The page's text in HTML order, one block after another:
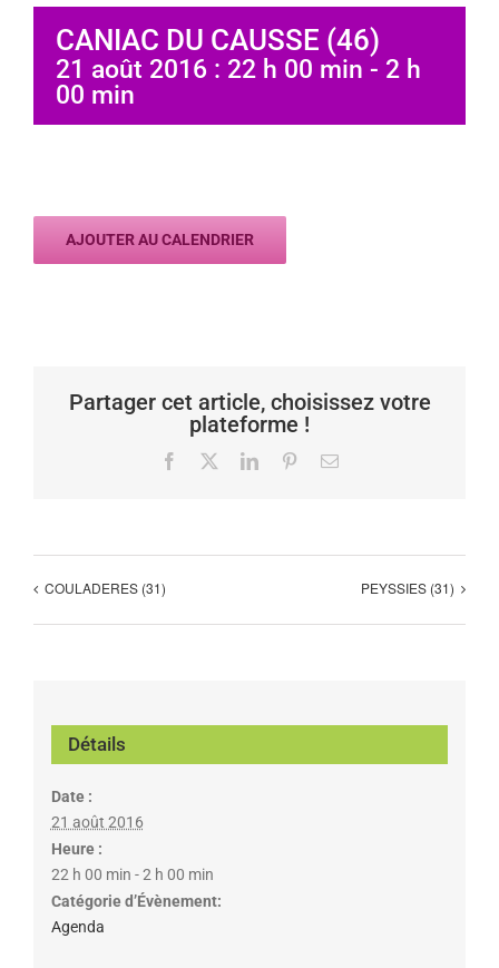
CANIAC DU CAUSSE (46)
21 août 2016 : 22 h 00 min - 2 h
00 min
AJOUTER AU CALENDRIER
Partager cet article, choisissez votre
plateforme !
Facebook LinkedInPinterestEmail
COULADERES (31) PEYSSIES (31)
Détails
Date :
21 août 2016
Heure :
22 h 00 min - 2 h 00 min
Catégorie d’Évènement:
Agenda